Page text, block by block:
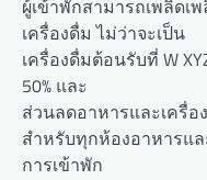
ผู้เข้าพักสามารถเพลิด
เครื่องดื่ม ไม่ว่าจะเป็น
เครื่องดื่มต้อนรับที่ W
50% และ
ส่วนลดอาหารและเครื่อ
สำหรับทุกห้องอาหารแล
การเข้าพัก